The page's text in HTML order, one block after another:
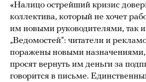
«Налицо острейший кризис
коллектива, который не хочет
им новыми руководителями, так
„Ведомостей“: читатели и
поражены новыми назначениями,
просят вернуть им деньги за
говорится в письме.